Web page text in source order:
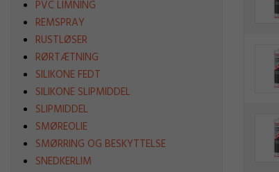
PVC LIMNING
REMSPRAY
RUSTLØSER
RØRTÆTNING
SILIKONE FEDT
SILIKONE SLIPMIDDEL
SLIPMIDDEL
SMØREOLIE
SMØRRING OG BESKYTTELSE
SNEDKERLIM